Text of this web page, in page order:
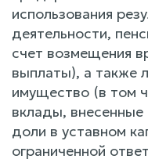
использования
деятельности,
счет возмещения
выплаты), а также
имущество (в том
вклады, внесенные
доли в уставном
ограниченной